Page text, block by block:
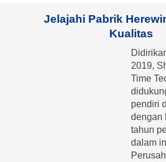
Jelajahi Pabrik
Kualitas
2019,
Time
pendiri
dengan
tahun
dalam